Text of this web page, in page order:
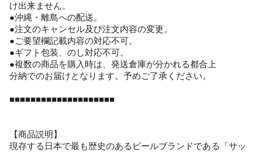
け出来ません。
●沖縄・離島への配送。
●注文のキャンセル及び注文内容の変更。
●ご要望欄記載内容の対応不可。
●ギフト包装、のし対応不可。
●複数の商品を購入時は、発送倉庫が分かれる都合上
分納でのお届けとなります。予めご了承ください。
■■■■■■■■■■■■■■■■■■■■
【商品説明】
現存する日本で最も歴史のあるビールブランドである「サッ